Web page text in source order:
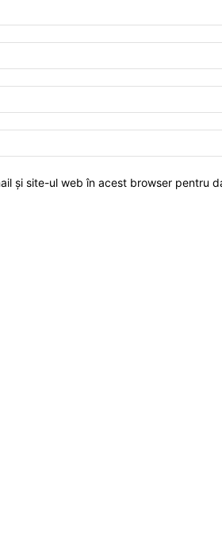
și site-ul web în acest browser pentru